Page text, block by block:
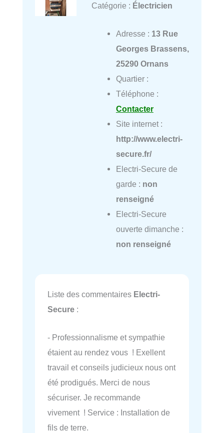
Catégorie : Électricien
Adresse : 13 Rue
Georges Brassens,
25290 Ornans
Quartier :
Téléphone :
Contacter
Site internet :
http://www.electri-
secure.fr/
Electri-Secure de
garde : non
renseigné
Electri-Secure
ouverte dimanche :
non renseigné
Liste des commentaires Electri-
Secure :
- Professionnalisme et sympathie
étaient au rendez vous ! Exellent
travail et conseils judicieux nous ont
été prodigués. Merci de nous
sécuriser. Je recommande
vivement ! Service : Installation de
fils de terre.